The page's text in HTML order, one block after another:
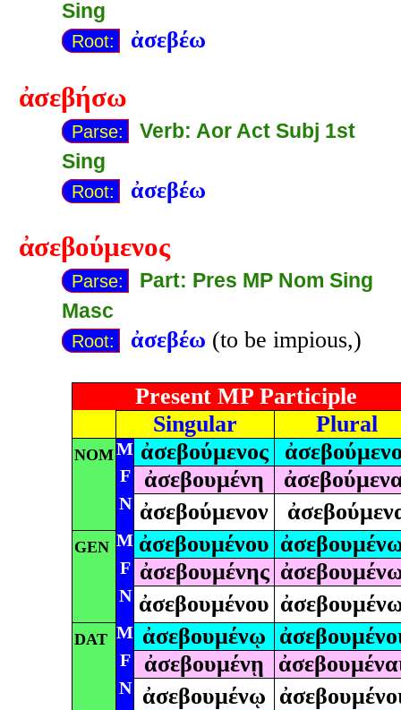
Sing
Root: ἀσεβέω
ἀσεβήσω
Parse:
Verb: Aor Act Subj 1st
Sing
Root: ἀσεβέω
ἀσεβούμενος
Parse:
Part: Pres MP Nom Sing
Masc
Root: ἀσεβέω (to be impious,)
Present MP Participle
Singular
Plural
NOMM ἀσεβούμενος
F ἀσεβουμένη
N ἀσεβούμενον
GEN M ἀσεβουμένου
F ἀσεβουμένης
N ἀσεβουμένου
DAT M ἀσεβουμένῳ
F ἀσεβουμένῃ
N ἀσεβουμένῳ